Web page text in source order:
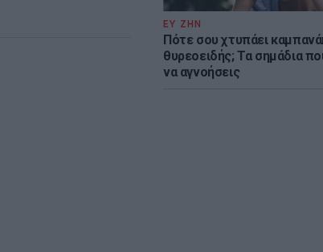
ΕΥ ΖΗΝ
Πότε σου χτυπάει
θυρεοειδής; Τα σημάδια
να αγνοήσεις